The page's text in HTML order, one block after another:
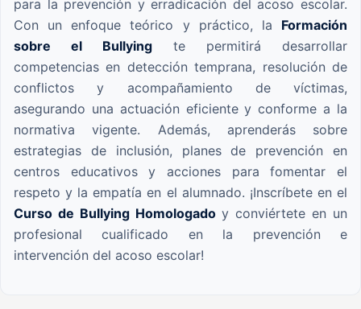
para la prevención y erradicación del acoso escolar.
Con un enfoque teórico y práctico, la Formación
sobre el Bullying te permitirá desarrollar
competencias en detección temprana, resolución de
conflictos y acompañamiento de víctimas,
asegurando una actuación eficiente y conforme a la
normativa vigente. Además, aprenderás sobre
estrategias de inclusión, planes de prevención en
centros educativos y acciones para fomentar el
respeto y la empatía en el alumnado. ¡Inscríbete en el
Curso de Bullying Homologadoy conviértete en un
profesional cualificado en la prevención e
intervención del acoso escolar!